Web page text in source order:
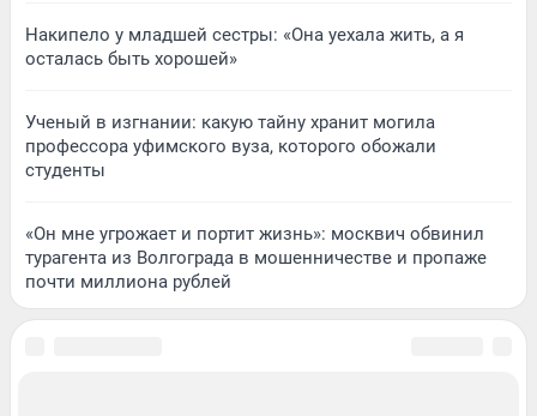
Накипело у младшей сестры: «Она уехала жить, а я
осталась быть хорошей»
Ученый в изгнании: какую тайну хранит могила
профессора уфимского вуза, которого обожали
студенты
«Он мне угрожает и портит жизнь»: москвич обвинил
турагента из Волгограда в мошенничестве и пропаже
почти миллиона рублей